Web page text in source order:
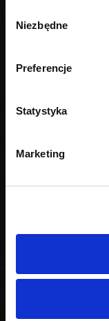
zgody
Niezbędne
Preferencje
Statystyka
Marketing